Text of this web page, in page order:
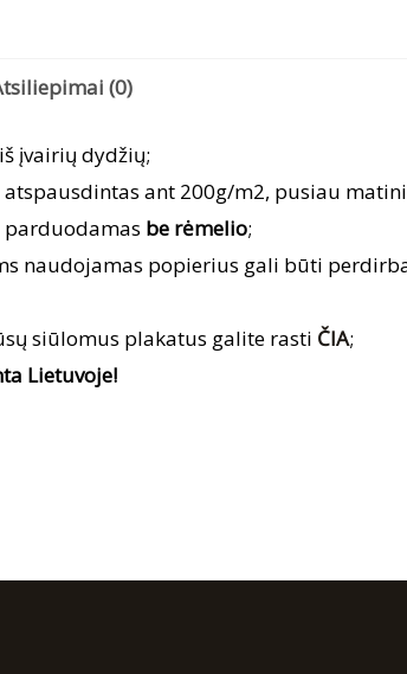
(0)
įvairių dydžių;
atspausdintas ant 200g/m2, pusiau
parduodamas be rėmelio;
naudojamas popierius gali būti
siūlomus plakatus galite rasti ČIA;
Lietuvoje!